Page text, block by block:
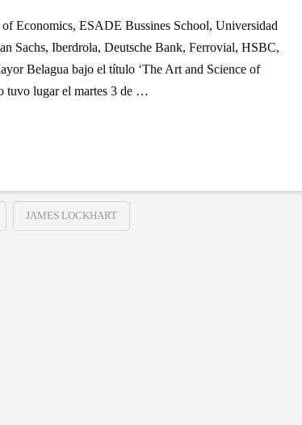
Economics, ESADE Bussines School, Universidad
Sachs, Iberdrola, Deutsche Bank, Ferrovial, HSBC,
Belagua bajo el título ‘The Art and Science of
tuvo lugar el martes 3 de …
JAMES LOCKHART